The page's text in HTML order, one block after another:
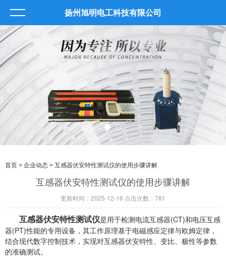
扬州旭明电工科技有限公司
首页 > 企业动态 > 互感器伏安特性测试仪的使用步骤讲解
互感器伏安特性测试仪的使用步骤讲解
更新时间：2025-12-16 点击次数：781
互感器伏安特性测试仪是用于检测电流互感器(CT)和电压互感
器(PT)性能的专用设备，其工作原理基于电磁感应定律与欧姆定律，
结合现代数字控制技术，实现对互感器伏安特性、变比、极性等参数
的准确测试。